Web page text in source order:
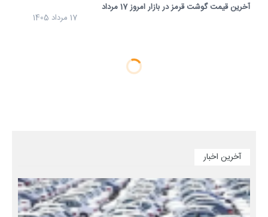
آخرین قیمت گوشت قرمز در بازار امروز 17 مرداد
17 مرداد 1405
آخرین اخبار